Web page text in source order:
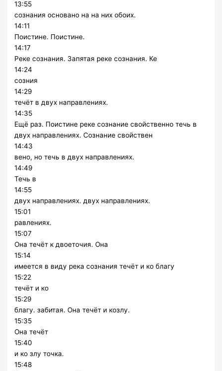
13:55
сознания основано на на них обоих.
14:11
Поистине. Поистине.
14:17
Реке сознания. Запятая реке сознания. Ке
14:24
созния
14:29
течёт в двух направлениях.
14:35
Ещё раз. Поистине реке сознание свойственно течь в
двух направлениях. Сознание свойствен
14:43
вено, но течь в двух направлениях.
14:49
Течь в
14:55
двух направлениях. двух направлениях.
15:01
равлениях.
15:07
Она течёт к двоеточия. Она
15:14
имеется в виду река сознания течёт и ко благу
15:22
течёт и ко
15:29
благу. забитая. Она течёт и козлу.
15:35
Она течёт
15:40
и ко злу точка.
15:48